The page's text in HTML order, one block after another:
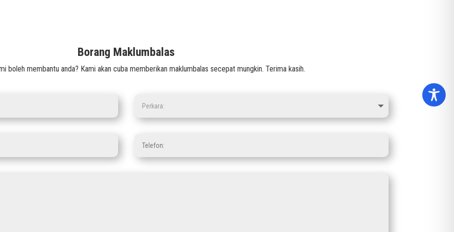
Borang Maklumbalas
boleh membantu anda? Kami akan cuba memberikan maklumbalas secepat mungkin. Terima kasih.